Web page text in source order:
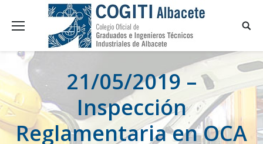
21/05/2019 –
Inspección
Reglamentaria en OCA